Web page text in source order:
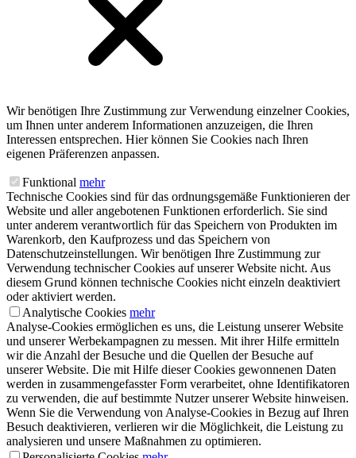
Wir benötigen Ihre Zustimmung zur Verwendung einzelner Cookies,
um Ihnen unter anderem Informationen anzuzeigen, die Ihren
Interessen entsprechen. Hier können Sie Cookies nach Ihren
eigenen Präferenzen anpassen.
Funktional mehr
Technische Cookies sind für das ordnungsgemäße Funktionieren der
Website und aller angebotenen Funktionen erforderlich. Sie sind
unter anderem verantwortlich für das Speichern von Produkten im
Warenkorb, den Kaufprozess und das Speichern von
Datenschutzeinstellungen. Wir benötigen Ihre Zustimmung zur
Verwendung technischer Cookies auf unserer Website nicht. Aus
diesem Grund können technische Cookies nicht einzeln deaktiviert
oder aktiviert werden.
Analytische Cookies mehr
Analyse-Cookies ermöglichen es uns, die Leistung unserer Website
und unserer Werbekampagnen zu messen. Mit ihrer Hilfe ermitteln
wir die Anzahl der Besuche und die Quellen der Besuche auf
unserer Website. Die mit Hilfe dieser Cookies gewonnenen Daten
werden in zusammengefasster Form verarbeitet, ohne Identifikatoren
zu verwenden, die auf bestimmte Nutzer unserer Website hinweisen.
Wenn Sie die Verwendung von Analyse-Cookies in Bezug auf Ihren
Besuch deaktivieren, verlieren wir die Möglichkeit, die Leistung zu
analysieren und unsere Maßnahmen zu optimieren.